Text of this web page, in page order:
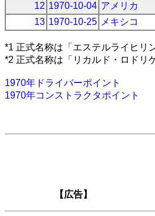
12 1970-10-04 アメリカ
13 1970-10-25 メキシコ
*1 正式名称は「エステルライヒリ
*2 正式名称は「リカルド・ロドリ
1970年ドライバーポイント
1970年コンストラクタポイント
【広告】